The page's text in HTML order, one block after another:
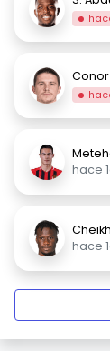
hace
hace